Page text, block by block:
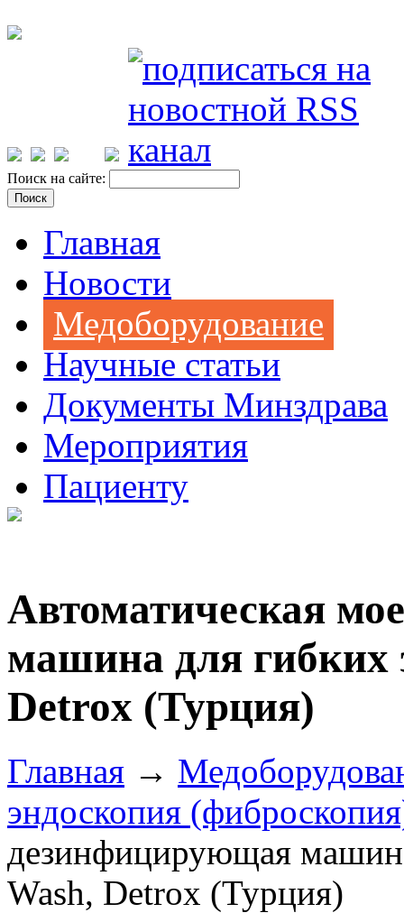
Поиск на сайте:
Главная
Новости
Медоборудование
Научные статьи
Документы Минздрава
Мероприятия
Пациенту
Автоматическая
машина для гибких
Detrox (Турция)
Главная →
эндоскопия
дезинфицирующая
Wash, Detrox (Турция)